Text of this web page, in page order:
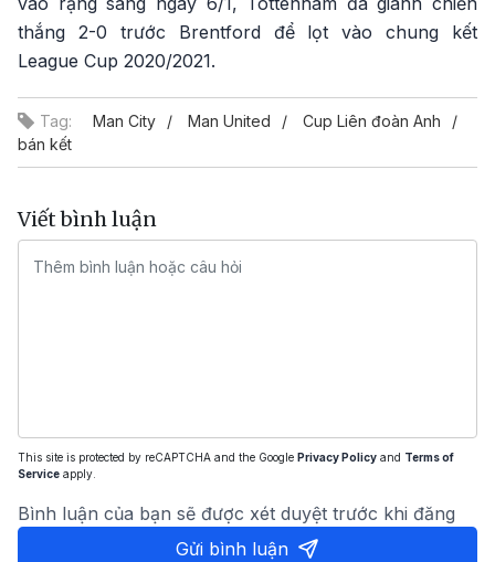
thắng 2-0 trước Brentford để lọt vào chung kết
League Cup 2020/2021.
Tag: Man City Man United
Cup Liên đoàn Anh
bán kết
Viết bình luận
This site is protected by reCAPTCHA and the Google Privacy Policy and Terms of
Service apply.
Bình luận của bạn sẽ được xét duyệt trước khi đăng
Gửi bình luận